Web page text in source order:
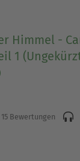
Himmel -
1
15 Bewertungen